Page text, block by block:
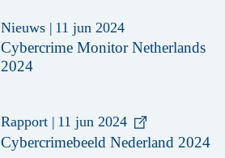
Nieuws | 11 jun 2024
Cybercrime Monitor Netherlands
2024
Rapport | 11 jun 2024
Cybercrimebeeld Nederland 2024